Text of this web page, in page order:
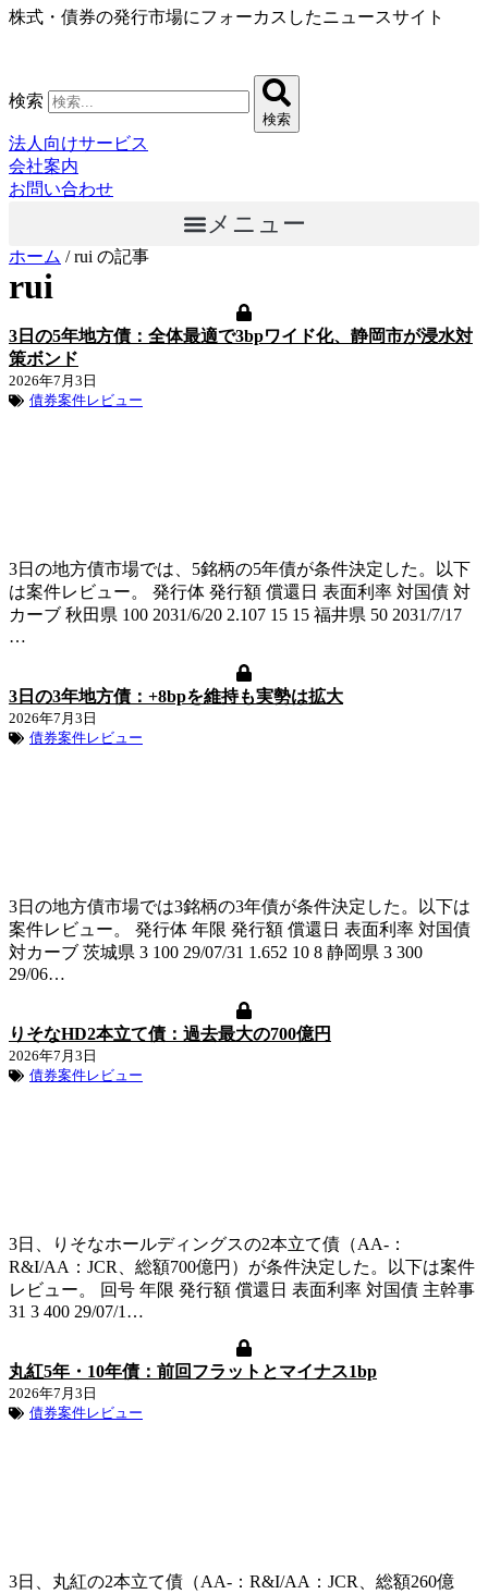
コ
ツ
に
ス
キ
ッ
株式・債券の発行市場にフォーカスしたニュースサイト
検索
検索
法人向けサービス
会社案内
お問い合わせ
メニュー
ホーム /rui の記事
rui
3日の5年地方債：全体最適で3bpワイド化、静岡市が浸水対
策ボンド
2026年7月3日
債券案件レビュー
3日の地方債市場では、5銘柄の5年債が条件決定した。以下
は案件レビュー。 発行体 発行額 償還日 表面利率 対国債 対
カーブ 秋田県 100 2031/6/20 2.107 15 15 福井県 50 2031/7/17
…
3日の3年地方債：+8bpを維持も実勢は拡大
2026年7月3日
債券案件レビュー
3日の地方債市場では3銘柄の3年債が条件決定した。以下は
案件レビュー。 発行体 年限 発行額 償還日 表面利率 対国債
対カーブ 茨城県 3 100 29/07/31 1.652 10 8 静岡県 3 300
29/06…
りそなHD2本立て債：過去最大の700億円
2026年7月3日
債券案件レビュー
3日、りそなホールディングスの2本立て債（AA-：
R&I/AA：JCR、総額700億円）が条件決定した。以下は案件
レビュー。 回号 年限 発行額 償還日 表面利率 対国債 主幹事
31 3 400 29/07/1…
丸紅5年・10年債：前回フラットとマイナス1bp
2026年7月3日
債券案件レビュー
3日、丸紅の2本立て債（AA-：R&I/AA：JCR、総額260億